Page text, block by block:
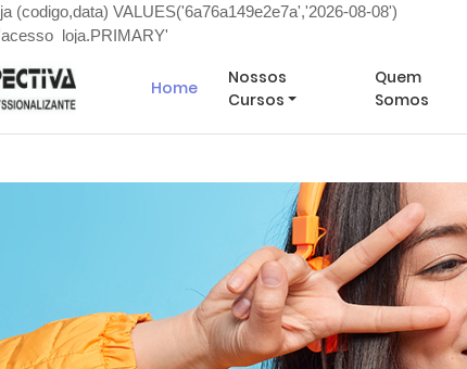
(codigo,data) VALUES('6a76a149e2e7a','2026-08-08')
para você escolher!
Home
Nossos
Cursos
Quem
Somos